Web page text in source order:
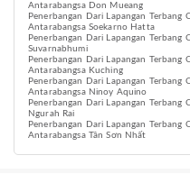
Antarabangsa Don Mueang
Penerbangan Dari Lapangan Terbang
Antarabangsa Soekarno Hatta
Penerbangan Dari Lapangan Terbang
Suvarnabhumi
Penerbangan Dari Lapangan Terbang
Antarabangsa Kuching
Penerbangan Dari Lapangan Terbang
Antarabangsa Ninoy Aquino
Penerbangan Dari Lapangan Terbang
Ngurah Rai
Penerbangan Dari Lapangan Terbang
Antarabangsa Tân Sơn Nhất